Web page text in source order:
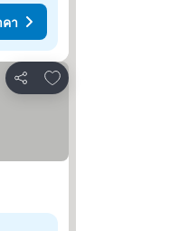
า
แชร์
เพิ่มในรายการโปรด